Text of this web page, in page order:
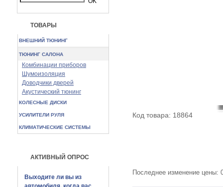
ТОВАРЫ
ВНЕШНИЙ ТЮНИНГ
ТЮНИНГ САЛОНА
Комбинации приборов
Шумоизоляция
Доводчики дверей
Акустический тюнинг
КОЛЕСНЫЕ ДИСКИ
УСИЛИТЕЛИ РУЛЯ
КЛИМАТИЧЕСКИЕ СИСТЕМЫ
АКТИВНЫЙ ОПРОС
Выходите ли вы из
Код товара: 18864
Последнее изменение цены: